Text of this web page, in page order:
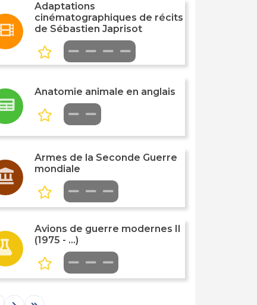
Adaptations
cinématographiques de récits
de Sébastien Japrisot
Anatomie animale en anglais
Armes de la Seconde Guerre
mondiale
Avions de guerre modernes II
(1975 - ...)